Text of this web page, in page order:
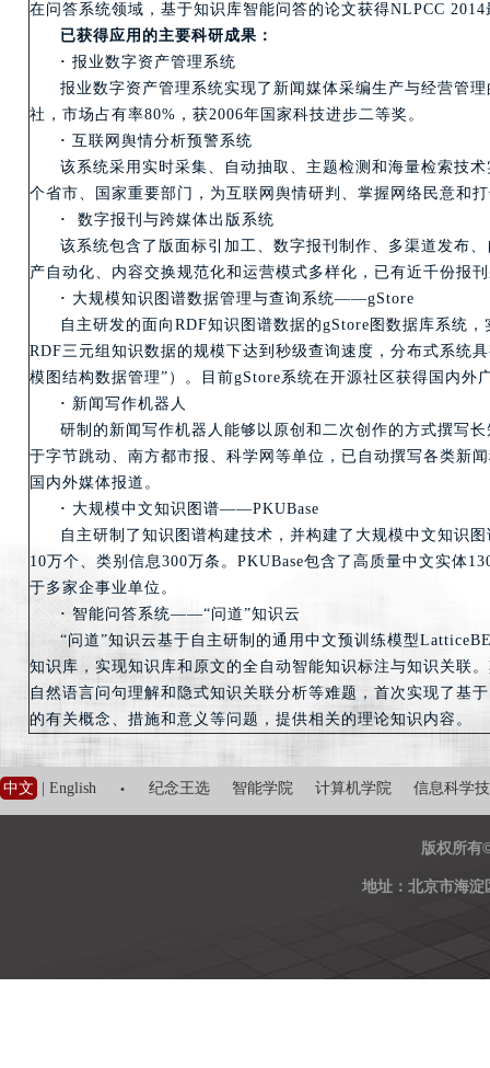
在问答系统领域，基于知识库智能问答的论文获得NLPCC
已获得应用的主要科研成果：
· 报业数字资产管理系统
报业数字资产管理系统实现了新闻媒体采编生产与经营管
社，市场占有率80%，获2006年国家科技进步二等奖。
· 互联网舆情分析预警系统
该系统采用实时采集、自动抽取、主题检测和海量检索技
个省市、国家重要部门，为互联网舆情研判、掌握网络民意和
·
数字报刊与跨媒体出版系统
该系统包含了版面标引加工、数字报刊制作、多渠道发布
产自动化、内容交换规范化和运营模式多样化，已有近千份报
· 大规模知识图谱数据管理与查询系统——gStore
自主研发的面向RDF知识图谱数据的gStore图数据库系统
RDF三元组知识数据的规模下达到秒级查询速度，分布式系统
模图结构数据管理”）。目前gStore系统在开源社区获得国内
· 新闻写作机器人
研制的新闻写作机器人能够以原创和二次创作的方式撰写
于字节跳动、南方都市报、科学网等单位，已自动撰写各类新
国内外媒体报道。
· 大规模中文知识图谱——PKUBase
自主研制了知识图谱构建技术，并构建了大规模中文知识
10万个、类别信息300万条。PKUBase包含了高质量中文实体
于多家企事业单位。
· 智能问答系统——“问道”知识云
“问道”知识云基于自主研制的通用中文预训练模型
知识库，实现知识库和原文的全自动智能知识标注与知识关联
自然语言问句理解和隐式知识关联分析等难题，首次实现了
的有关概念、措施和意义等问题，提供相关的理论知识内容。
中文 English · 纪念王选 智能学院 计算机学院 信息科学
版权所有
地址：北京市海